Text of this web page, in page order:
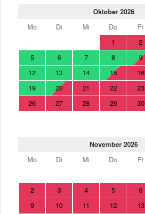
Oktober 2026
Mo
Di Mi Do Fr
1
2
5
6 7 8 9
12
13 14 15 16
19
20 21 22 23
26
27 28 29 30
November 2026
Mo
Di Mi Do Fr
2
3 4 5 6
9
10 11 12 13